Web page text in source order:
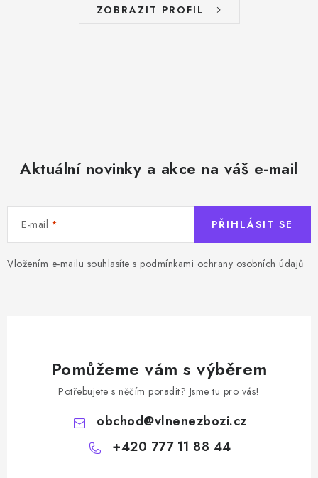
ZOBRAZIT PROFIL
Aktuální novinky a akce na váš e-mail
E-mail
Vložením e-mailu souhlasíte s podmínkami ochrany osobních údajů
PŘIHLÁSIT SE
Pomůžeme vám s výběrem
Potřebujete s něčím poradit? Jsme tu pro vás!
obchod@vlnenezbozi.cz
+420 777 11 88 44